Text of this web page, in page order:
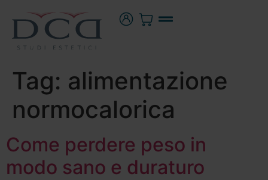
Tag: alimentazione
normocalorica
Come perdere peso in
modo sano e duraturo